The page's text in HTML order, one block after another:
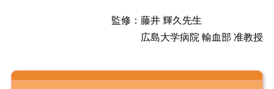
監修：藤井 輝久先生
広島大学病院 輸血部 准教授